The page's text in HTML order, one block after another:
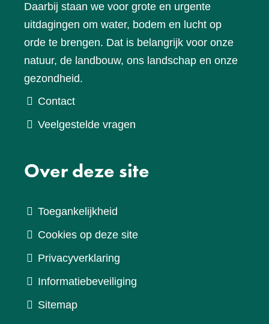
Daarbij staan we voor grote en urgente
uitdagingen om water, bodem en lucht op
orde te brengen. Dat is belangrijk voor onze
natuur, de landbouw, ons landschap en onze
gezondheid.
Contact
Veelgestelde vragen
Over deze site
Toegankelijkheid
Cookies op deze site
Privacyverklaring
Informatiebeveiliging
Sitemap